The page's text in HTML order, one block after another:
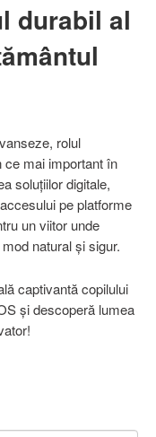
durabil al
rolul
ce mai important în
soluțiilor digitale,
pe platforme
un viitor unde
natural și sigur.
captivantă copilului
și descoperă lumea